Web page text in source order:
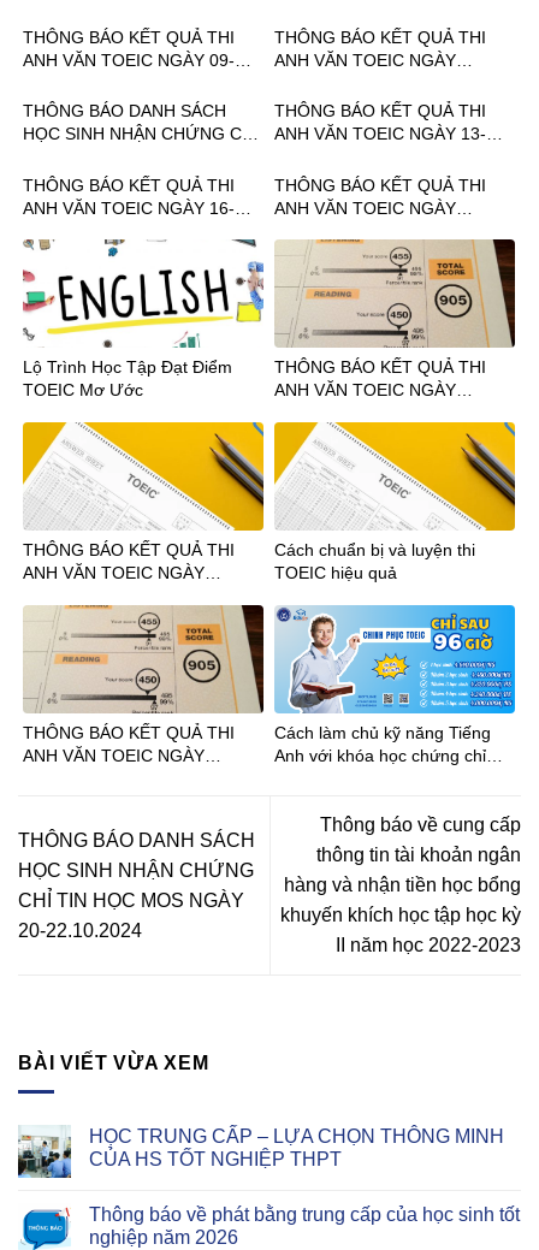
THÔNG BÁO KẾT QUẢ THI
ANH VĂN TOEIC NGÀY 09-
THÔNG BÁO KẾT QUẢ THI
ANH VĂN TOEIC NGÀY
THÔNG BÁO DANH SÁCH
HỌC SINH NHẬN CHỨNG CHỈ
24.08.2024
THÔNG BÁO KẾT QUẢ THI
ANH VĂN TOEIC NGÀY 13-
THÔNG BÁO KẾT QUẢ THI
ANH VĂN TOEIC NGÀY 16-
THÔNG BÁO KẾT QUẢ THI
ANH VĂN TOEIC NGÀY
Lộ Trình Học Tập Đạt Điểm
TOEIC Mơ Ước
THÔNG BÁO KẾT QUẢ THI
ANH VĂN TOEIC NGÀY
THÔNG BÁO KẾT QUẢ THI
ANH VĂN TOEIC NGÀY
Cách chuẩn bị và luyện thi
TOEIC hiệu quả
THÔNG BÁO KẾT QUẢ THI
ANH VĂN TOEIC NGÀY
Cách làm chủ kỹ năng Tiếng
Anh với khóa học chứng chỉ
THÔNG BÁO DANH SÁCH
HỌC SINH NHẬN CHỨNG
CHỈ TIN HỌC MOS NGÀY
20-22.10.2024
Thông báo về cung cấp
thông tin tài khoản ngân
hàng và nhận tiền học bổng
khuyến khích học tập học kỳ
II năm học 2022-2023
BÀI VIẾT VỪA XEM
HỌC TRUNG CẤP – LỰA CHỌN THÔNG MINH
CỦA HS TỐT NGHIỆP THPT
Thông báo về phát bằng trung cấp của học sinh tốt
nghiệp năm 2026